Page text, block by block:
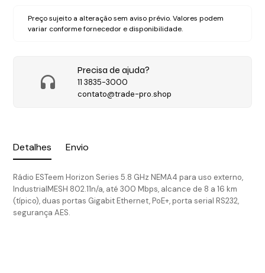
Detalhes Envio
Rádio ESTeem Horizon Series 5.8 GHz NEMA4 para uso externo,
IndustrialMESH 802.11n/a, até 300 Mbps, alcance de 8 a 16 km
(típico), duas portas Gigabit Ethernet, PoE+, porta serial RS232,
segurança AES.
Preço sujeito a alteração sem aviso prévio. Valores podem
variar conforme fornecedor e disponibilidade.
Precisa de ajuda?
11 3835-3000
contato@trade-pro.shop